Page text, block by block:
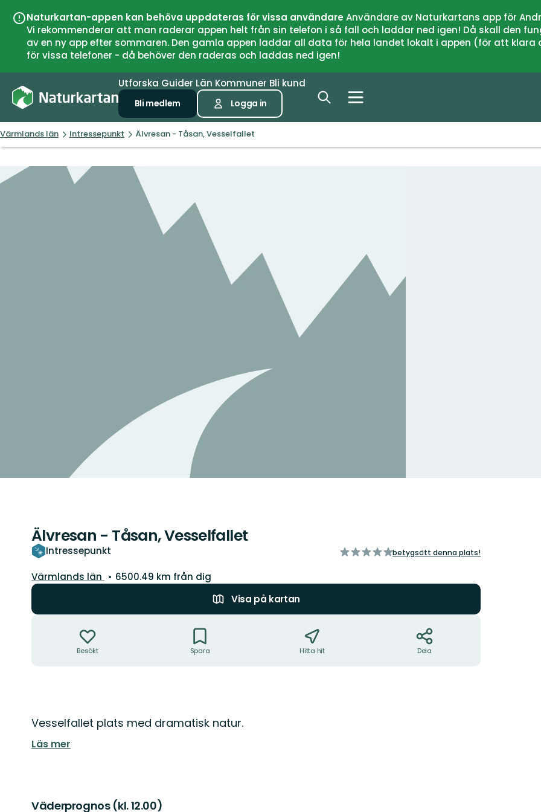
Naturkartan-appen kan behöva uppdateras för vissa användareAnvändare av Naturkartans app för
Vi rekommenderar att man raderar appen helt från sin telefon i så fall och laddar ned igen! Då skall den
av en ny app efter sommaren. Den gamla appen laddar all data för hela landet lokalt i appen (för att
för vissa telefoner - då behöver den raderas och laddas ned igen!
Utforska Guider Län Kommuner Bli kund
Bli medlem Logga in
Värmlands län Intressepunkt Älvresan - Tåsan, Vesselfallet
Älvresan - Tåsan, Vesselfallet
Intressepunkt
av
betygsätt denna plats!
Län:
Värmlands län
6500.49 km från dig
Visa på kartan
Besökt Spara Hitta hit Dela
Beskrivning
Vesselfallet plats med dramatisk natur.
Läs mer
Väderprognos (kl. 12.00)